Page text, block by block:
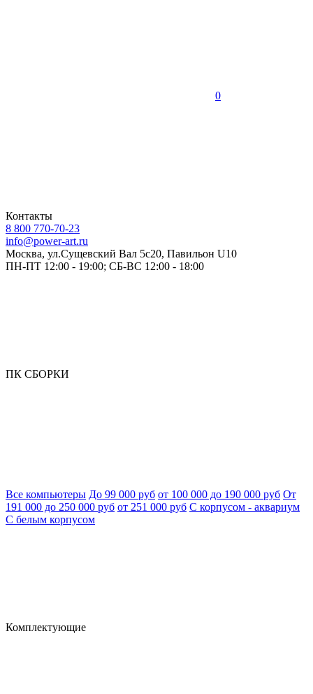
0
Контакты
8 800 770-70-23
info@power-art.ru
Москва, ул.Сущевский Вал 5с20, Павильон U10
ПН-ПТ 12:00 - 19:00; СБ-ВС 12:00 - 18:00
ПК СБОРКИ
Все компьютеры До 99 000 руб от 100 000 до 190 000 руб От
191 000 до 250 000 руб от 251 000 руб С корпусом - аквариум
С белым корпусом
Комплектующие